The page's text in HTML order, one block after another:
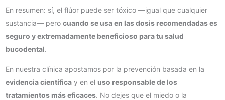
En resumen: sí, el flúor puede ser tóxico —igual que cualquier
sustancia— pero cuando se usa en las dosis recomendadas es
seguro y extremadamente beneficioso para tu salud
bucodental.
En nuestra clínica apostamos por la prevención basada en la
evidencia científicay en el uso responsable de los
tratamientos más eficaces. No dejes que el miedo o la